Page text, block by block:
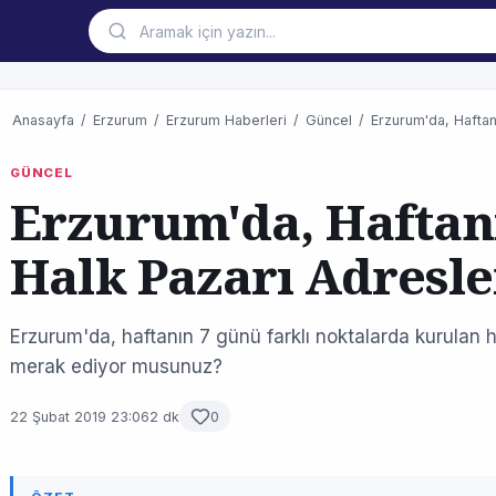
Anasayfa / Erzurum / Erzurum Haberleri / Güncel / Erzurum'da,
GÜNCEL
Erzurum'da,
Halk Pazarı
Erzurum'da, haftanın 7 günü farklı noktalarda kurulan
merak ediyor musunuz?
22 Şubat 2019 23:062 dk 0